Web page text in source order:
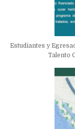
Estudiantes y
Talento